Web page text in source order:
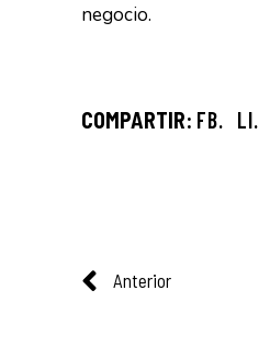
negocio.
FB. LI.
Anterior